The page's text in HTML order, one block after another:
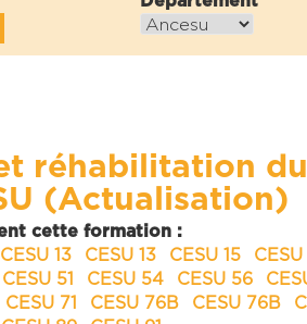
réhabilitation du
(Actualisation)
cette formation :
CESU 13 CESU 13 CESU 15 CESU
CESU 51 CESU 54 CESU 56
CESU 71 CESU 76B CESU 76B